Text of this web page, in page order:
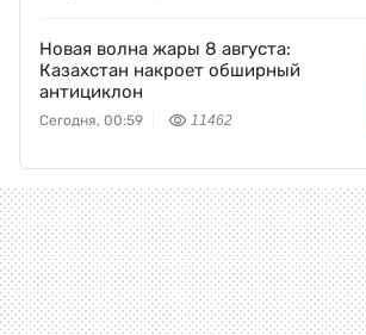
Новая волна жары 8 августа:
Казахстан накроет обширный
антициклон
Сегодня, 00:59 11462